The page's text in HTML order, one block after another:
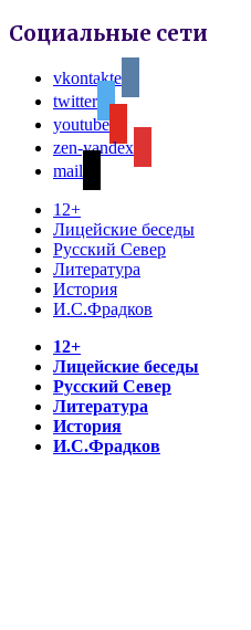
Социальные сети
vkontakte
twitter
youtube
zen-yandex
mail
12+
Лицейские беседы
Русский Север
Литература
История
И.С.Фрадков
12+
Лицейские беседы
Русский Север
Литература
История
И.С.Фрадков